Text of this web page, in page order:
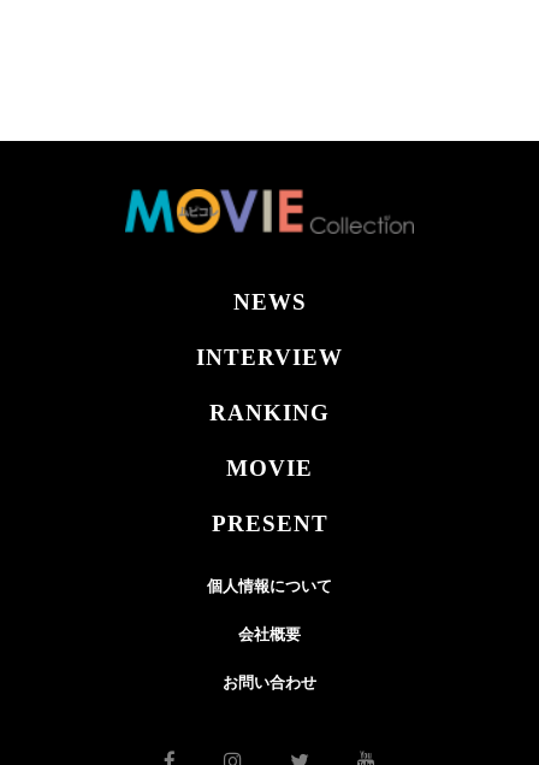
NEWS
INTERVIEW
RANKING
MOVIE
PRESENT
個人情報について
会社概要
お問い合わせ